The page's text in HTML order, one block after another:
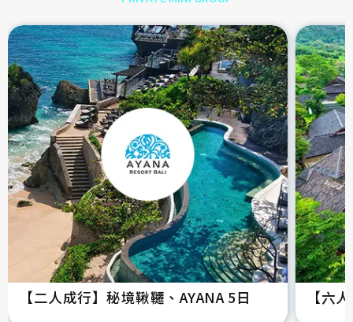
【二人成行】秘境鞦韆、AYANA 5日 【六